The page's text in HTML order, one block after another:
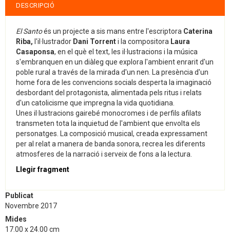
DESCRIPCIÓ
El Santoés un projecte a sis mans entre l'escriptora Caterina
Riba, l'il·lustrador Dani Torrenti la compositora Laura
Casaponsa, en el què el text, les il·lustracions i la música
s'embranquen en un diàleg que explora l'ambient enrarit d'un
poble rural a través de la mirada d'un nen. La presència d'un
home fora de les convencions socials desperta la imaginació
desbordant del protagonista, alimentada pels ritus i relats
d'un catolicisme que impregna la vida quotidiana.
Unes il·lustracions gairebé monocromes i de perfils afilats
transmeten tota la inquietud de l'ambient que envolta els
personatges. La composició musical, creada expressament
per al relat a manera de banda sonora, recrea les diferents
atmosferes de la narració i serveix de fons a la lectura.
Llegir fragment
Publicat
Novembre 2017
Mides
17.00 x 24.00 cm